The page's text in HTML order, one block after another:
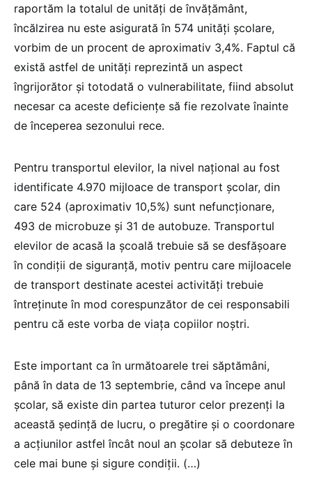
raportăm la totalul de unități de învățământ,
încălzirea nu este asigurată în 574 unități școlare,
vorbim de un procent de aproximativ 3,4%. Faptul că
există astfel de unități reprezintă un aspect
îngrijorător și totodată o vulnerabilitate, fiind absolut
necesar ca aceste deficiențe să fie rezolvate înainte
de începerea sezonului rece.
Pentru transportul elevilor, la nivel național au fost
identificate 4.970 mijloace de transport școlar, din
care 524 (aproximativ 10,5%) sunt nefuncționare,
493 de microbuze și 31 de autobuze. Transportul
elevilor de acasă la școală trebuie să se desfășoare
în condiții de siguranță, motiv pentru care mijloacele
de transport destinate acestei activități trebuie
întreținute în mod corespunzător de cei responsabili
pentru că este vorba de viața copiilor noștri.
Este important ca în următoarele trei săptămâni,
până în data de 13 septembrie, când va începe anul
școlar, să existe din partea tuturor celor prezenți la
această ședință de lucru, o pregătire și o coordonare
a acțiunilor astfel încât noul an școlar să debuteze în
cele mai bune și sigure condiții. (…)